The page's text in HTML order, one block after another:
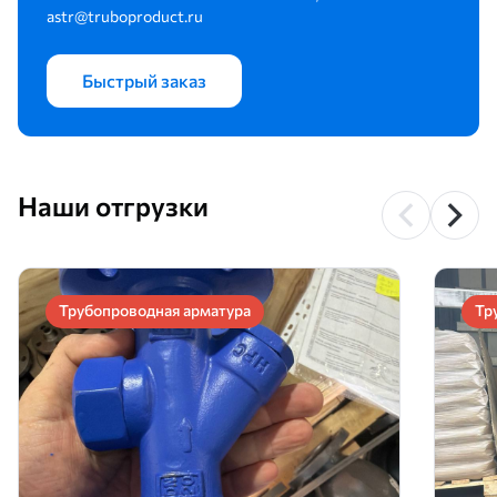
astr@truboproduct.ru
Быстрый заказ
Наши отгрузки
Трубопроводная арматура